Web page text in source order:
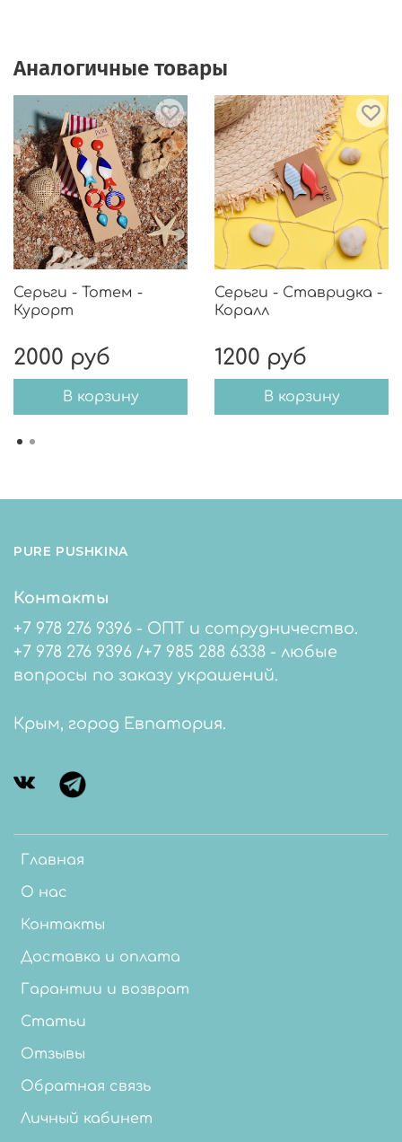
Аналогичные товары
Серьги - Тотем -
Курорт
2000 руб
В корзину
Серьги - Ставридка -
Коралл
1200 руб
В корзину
PURE PUSHKINA
Главная
О нас
Контакты
Доставка и оплата
Гарантии и возврат
Статьи
Отзывы
Обратная связь
Личный кабинет
Контакты
+7 978 276 9396 - ОПТ и сотрудничество.
+7 978 276 9396 /+7 985 288 6338 - любые
вопросы по заказу украшений.
Крым, город Евпатория.